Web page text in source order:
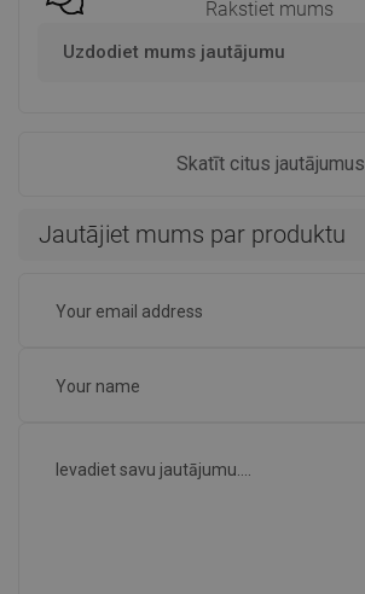
Rakstiet mums
Uzdodiet mums jautājumu
Skatīt citus jautājumus
Jautājiet mums par produktu